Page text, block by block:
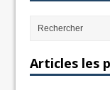
Articles les